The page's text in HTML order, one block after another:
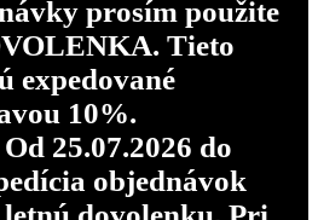
prosím použite
Tieto
expedované
10%.
prosím použite
Tieto
expedované
10%.
25.07.2026 do
objednávok